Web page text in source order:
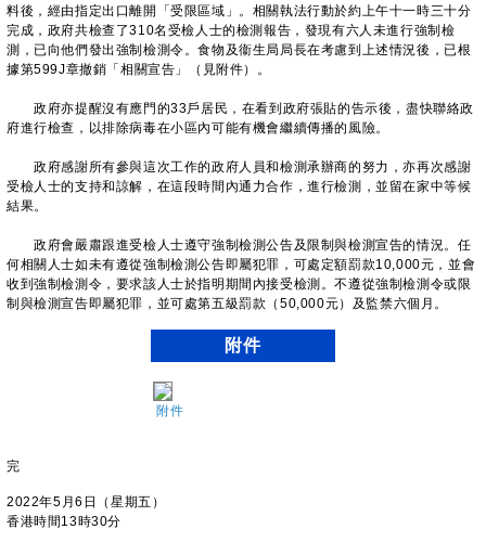
料後，經由指定出口離開「受限區域」。相關執法行動於約上午十一時三十分
完成，政府共檢查了310名受檢人士的檢測報告，發現有六人未進行強制檢
測，已向他們發出強制檢測令。食物及衞生局局長在考慮到上述情況後，已根
據第599J章撤銷「相關宣告」（見附件）。
政府亦提醒沒有應門的33戶居民，在看到政府張貼的告示後，盡快聯絡政
府進行檢查，以排除病毒在小區內可能有機會繼續傳播的風險。
政府感謝所有參與這次工作的政府人員和檢測承辦商的努力，亦再次感謝
受檢人士的支持和諒解，在這段時間內通力合作，進行檢測，並留在家中等候
結果。
政府會嚴肅跟進受檢人士遵守強制檢測公告及限制與檢測宣告的情況。任
何相關人士如未有遵從強制檢測公告即屬犯罪，可處定額罰款10,000元，並會
收到強制檢測令，要求該人士於指明期間內接受檢測。不遵從強制檢測令或限
制與檢測宣告即屬犯罪，並可處第五級罰款（50,000元）及監禁六個月。
附件
附件
完
2022年5月6日（星期五）
香港時間13時30分